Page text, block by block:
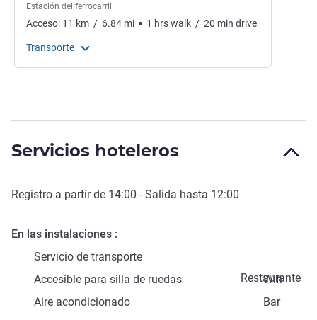
Estación del ferrocarril
Acceso: 11 km / 6.84 mi 1 hrswalk / 20 min drive
Transporte
Servicios hoteleros
Registro a partir de 14:00 - Salida hasta 12:00
En las instalaciones
Servicio de transporte
Restaurante
Accesible para silla de ruedas
Wifi
Aire acondicionado
Bar